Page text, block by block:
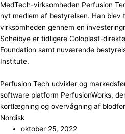
MedTech-virksomheden Perfusion
nyt medlem af bestyrelsen. Han blev
virksomheden gennem en
Scheibye er tidligere Coloplast-
Foundation samt nuværende
Institute.
Perfusion Tech udvikler og
software platform PerfusionWorks,
kortlægning og overvågning af
Nordisk
oktober 25, 2022